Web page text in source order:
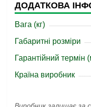
ДОДАТКОВА
Вага (кг)
Габаритні розміри
Гарантійний термін
Країна виробник